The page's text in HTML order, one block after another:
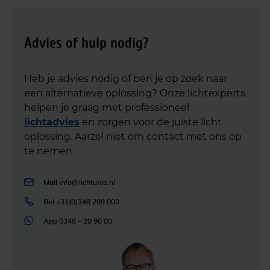
Advies of hulp nodig?
Heb je advies nodig of ben je op zoek naar
een alternatieve oplossing? Onze lichtexperts
helpen je graag met professioneel
lichtadvies en zorgen voor de juiste licht
oplossing. Aarzel niet om contact met ons op
te nemen.
Mail info@lichtunie.nl
Bel +31(0)348 209 000
App 0348 – 20 90 00